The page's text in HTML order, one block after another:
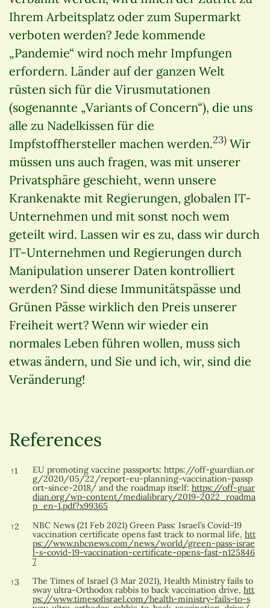
Ihrem Arbeitsplatz oder zum Supermarkt
verboten werden? Jede kommende
„Pandemie“ wird noch mehr Impfungen
erfordern. Länder auf der ganzen Welt
rüsten sich für die Virusmutationen
(sogenannte „Variants of Concern“), die uns
alle zu Nadelkissen für die
Impfstoffhersteller machen werden.23) Wir
müssen uns auch fragen, was mit unserer
Privatsphäre geschieht, wenn unsere
Krankenakte mit Regierungen, globalen IT-
Unternehmen und mit sonst noch wem
geteilt wird. Lassen wir es zu, dass wir durch
IT-Unternehmen und Regierungen durch
Manipulation unserer Daten kontrolliert
werden? Sind diese Immunitätspässe und
Grünen Pässe wirklich den Preis unserer
Freiheit wert? Wenn wir wieder ein
normales Leben führen wollen, muss sich
etwas ändern, und Sie und ich, wir, sind die
Veränderung!
References
References
↑1 EU promoting vaccine passports: https://off-guardian.or
g/2020/05/22/report-eu-planning-vaccination-passp
ort-since-2018/ and the roadmap itself: https://off-guar
dian.org/wp-content/medialibrary/2019-2022_roadma
p_en-1.pdf?x99365
↑2
NBC News (21 Feb 2021) Green Pass: Israel’s Covid-19
vaccination certificate opens fast track to normal life, htt
ps://www.nbcnews.com/news/world/green-pass-israe
l-s-covid-19-vaccination-certificate-opens-fast-n125846
7
↑3
The Times of Israel (3 Mar 2021), Health Ministry fails to
sway ultra-Orthodox rabbis to back vaccination drive, htt
ps://www.timesofisrael.com/health-ministry-fails-to-s